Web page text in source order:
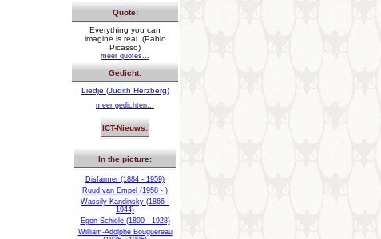
Quote:
Everything you can
imagine is real. (Pablo
Picasso)
meer quotes...
Gedicht:
Liedje (Judith Herzberg)
meer gedichten...
ICT-Nieuws:
In the picture:
Disfarmer (1884 - 1959)
Ruud van Empel (1958 - )
Wassily Kandinsky (1866 -
1944)
Egon Schiele (1890 - 1928)
William-Adolphe Bouguereau